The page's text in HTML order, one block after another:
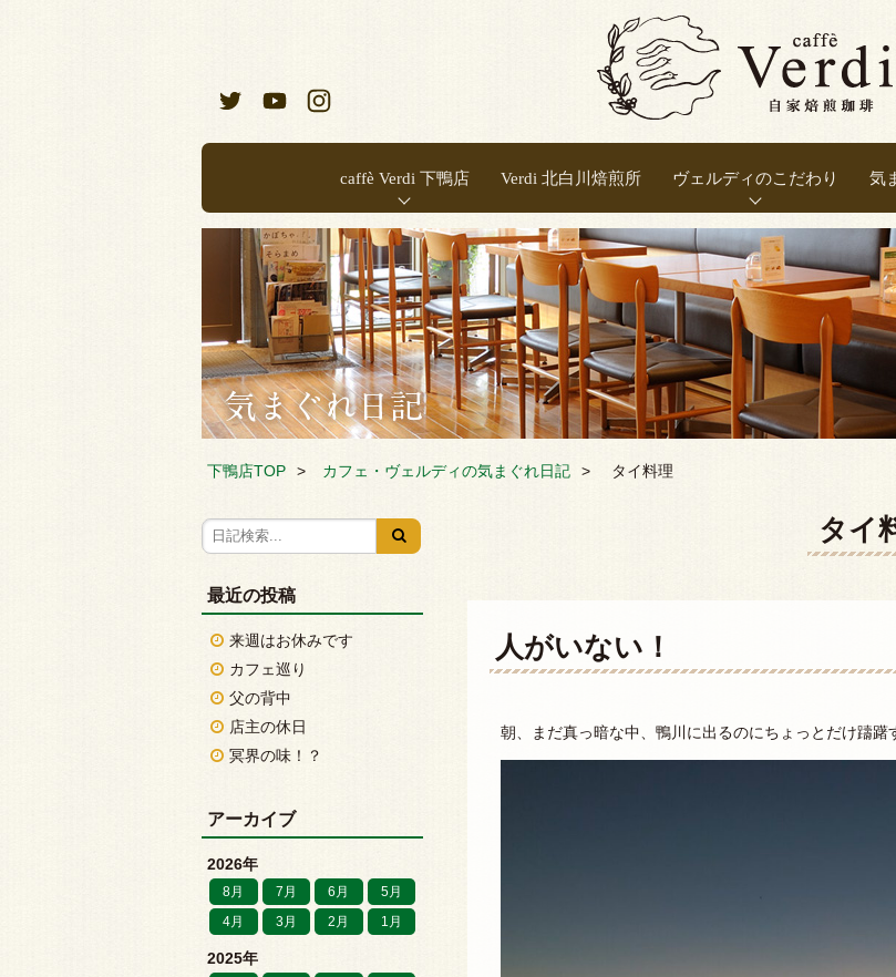
caffè Verdi 下鴨店 Verdi 北白川焙煎所 ヴェルディのこだわり 気
下鴨店TOP カフェ・ヴェルディの気まぐれ日記 タイ料理
タイ
人がいない！
朝、まだ真っ暗な中、鴨川に出るのにちょっとだけ躊躇
最近の投稿
来週はお休みです
カフェ巡り
父の背中
店主の休日
冥界の味！？
アーカイブ
2026年
8月 7月 6月
5月
4月
3月 2月 1月
2025年